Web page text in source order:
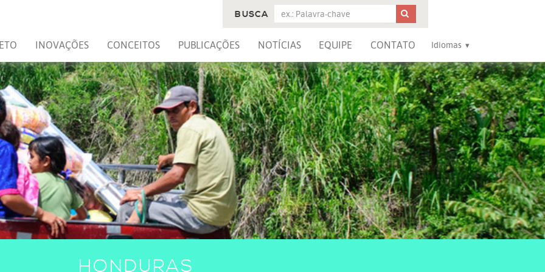
INOVAÇÕES CONCEITOS PUBLICAÇÕES NOTÍCIAS EQUIPE CONTATO Idiomas
BUSCA
HONDURAS